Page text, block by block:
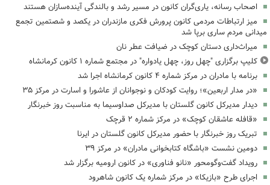
اصحاب رسانه، یاری‌گران کانون در مسیر رشد و بالندگی آینده‌سازان هستند
میز ارتباطات مردمی کانون پرورش فکری مازندران در یکصد و شصتمین تجمع
میدانی مردم ساری برپا شد
میراث‌داری دستان کوچک در ضیافت عطر نان
کلیپ برگزاری "چهل روز، چهل یادواره" در مجتمع شماره ۱ کانون کرمانشاه
برنامه با مادران در مرکز شماره ۴ کانون کرمانشاه اجرا شد
«در مدار اربعین»؛ روایت کودکان و نوجوانان از عاشورا و اسارت در مرکز ۳۵
دیدار مدیرکل کانون گلستان با مدیرکل صداوسیما به مناسبت روز خبرنگار
«قافله عاشقان کوچک» در مرکز شماره ۲ قرچک
تبریک روز خبرنگار با حضور مدیرکل کانون گلستان در ایرنا
دومین نشست «باشگاه کتابخوانی مادران» در مرکز ۳۹
رویداد گفت‌وگومحور «نانو فناوری» در کانون ارومیه برگزار شد
اجرای طرح «بازیکا» در مرکز شماره یک کانون شاهرود